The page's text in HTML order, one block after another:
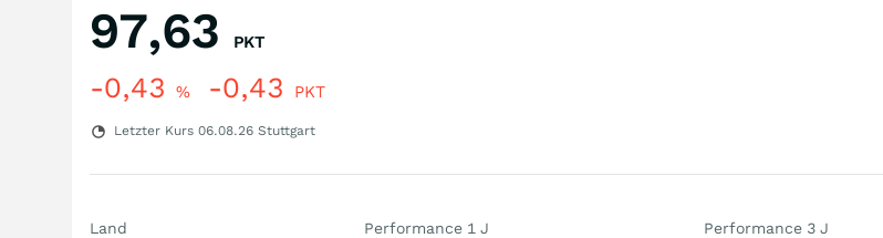
97,63 PKT
-0,43 % -0,43 PKT
Letzter Kurs 06.08.26 Stuttgart
Land Performance 1 J Performance 3 J